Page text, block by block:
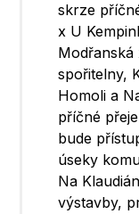
skrze
x U
Modřanská
spořitelny,
Homoli a
příčné
bude
úseky
Na
výstavby,